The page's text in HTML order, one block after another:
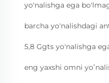
yo'nalishga ega
barcha yo'nalishdagi
5,8 Ggts yo'nalishga
eng yaxshi omni